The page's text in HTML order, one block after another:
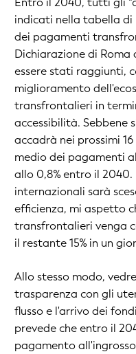
indicati nella tabella
dei pagamenti
Dichiarazione di
essere stati raggiunti,
miglioramento
transfrontalieri in
accessibilità. Sebbene
accadrà nei prossimi
medio dei pagamenti
allo 0,8% entro il 2040.
internazionali sarà
efficienza, mi aspetto
transfrontalieri venga
il restante 15% in un
Allo stesso modo,
trasparenza con gli
flusso e l'arrivo dei
prevede che entro il
pagamento